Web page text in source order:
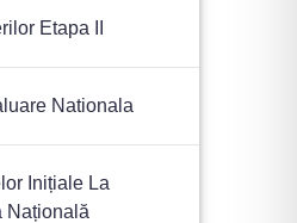
Etapa II
Nationala
Inițiale La
Națională